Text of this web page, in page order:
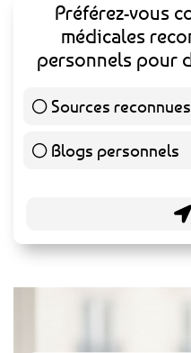
Préférez-vous
médicales
personnels pour
Sources reconnues
Blogs personnels